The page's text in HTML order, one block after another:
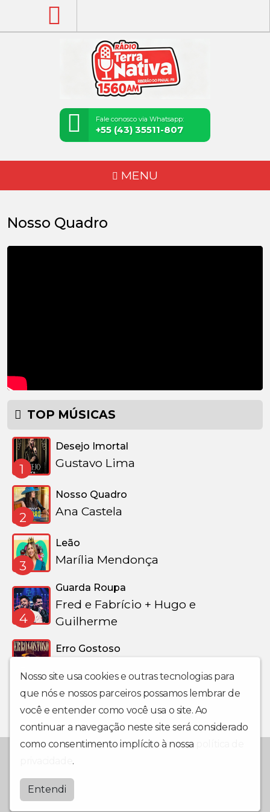
Fale conosco via Whatsapp:
+55 (43) 35511-807
MENU
Nosso Quadro
TOP MÚSICAS
1
Desejo Imortal
Gustavo Lima
2
Nosso Quadro
Ana Castela
3
Leão
Marília Mendonça
4
Guarda Roupa
Fred e Fabrício + Hugo e
Guilherme
5
Erro Gostoso
Nosso site usa cookies e outras tecnologias para
que nós e nossos parceiros possamos lembrar de
você e entender como você usa o site. Ao
continuar a navegação neste site será considerado
como consentimento implícito à nossa
.
Entendi